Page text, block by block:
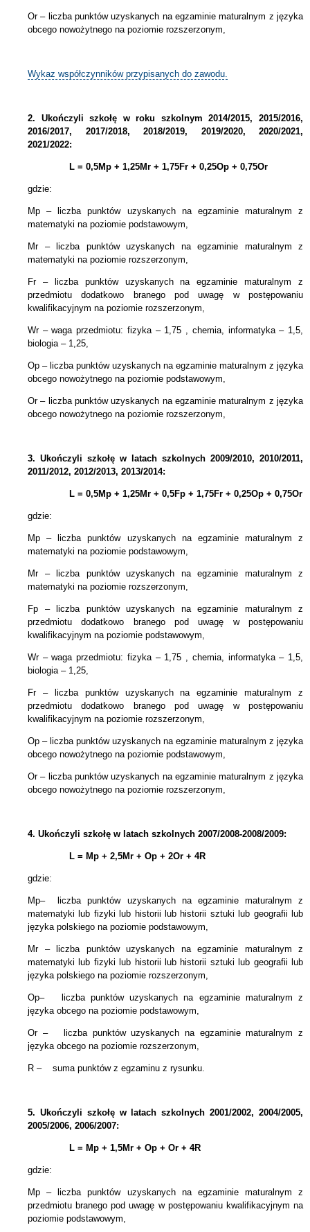
Or – liczba punktów uzyskanych na egzaminie maturalnym z języka
obcego nowożytnego na poziomie rozszerzonym,
Wykaz współczynników przypisanych do zawodu.
2. Ukończyli szkołę w roku szkolnym 2014/2015, 2015/2016,
2016/2017, 2017/2018, 2018/2019, 2019/2020, 2020/2021,
2021/2022:
L = 0,5Mp + 1,25Mr + 1,75Fr + 0,25Op + 0,75Or
gdzie:
Mp – liczba punktów uzyskanych na egzaminie maturalnym z
matematyki na poziomie podstawowym,
Mr – liczba punktów uzyskanych na egzaminie maturalnym z
matematyki na poziomie rozszerzonym,
Fr – liczba punktów uzyskanych na egzaminie maturalnym z
przedmiotu dodatkowo branego pod uwagę w postępowaniu
kwalifikacyjnym na poziomie rozszerzonym,
Wr – waga przedmiotu: fizyka – 1,75 , chemia, informatyka – 1,5,
biologia – 1,25,
Op – liczba punktów uzyskanych na egzaminie maturalnym z języka
obcego nowożytnego na poziomie podstawowym,
Or – liczba punktów uzyskanych na egzaminie maturalnym z języka
obcego nowożytnego na poziomie rozszerzonym,
3. Ukończyli szkołę w latach szkolnych 2009/2010, 2010/2011,
2011/2012, 2012/2013, 2013/2014:
L = 0,5Mp + 1,25Mr + 0,5Fp + 1,75Fr + 0,25Op + 0,75Or
gdzie:
Mp – liczba punktów uzyskanych na egzaminie maturalnym z
matematyki na poziomie podstawowym,
Mr – liczba punktów uzyskanych na egzaminie maturalnym z
matematyki na poziomie rozszerzonym,
Fp – liczba punktów uzyskanych na egzaminie maturalnym z
przedmiotu dodatkowo branego pod uwagę w postępowaniu
kwalifikacyjnym na poziomie podstawowym,
Wr – waga przedmiotu: fizyka – 1,75 , chemia, informatyka – 1,5,
biologia – 1,25,
Fr – liczba punktów uzyskanych na egzaminie maturalnym z
przedmiotu dodatkowo branego pod uwagę w postępowaniu
kwalifikacyjnym na poziomie rozszerzonym,
Op – liczba punktów uzyskanych na egzaminie maturalnym z języka
obcego nowożytnego na poziomie podstawowym,
Or – liczba punktów uzyskanych na egzaminie maturalnym z języka
obcego nowożytnego na poziomie rozszerzonym,
4. Ukończyli szkołę w latach szkolnych 2007/2008-2008/2009:
L = Mp + 2,5Mr + Op + 2Or + 4R
gdzie:
Mp– liczba punktów uzyskanych na egzaminie maturalnym z
matematyki lub fizyki lub historii lub historii sztuki lub geografii lub
języka polskiego na poziomie podstawowym,
Mr – liczba punktów uzyskanych na egzaminie maturalnym z
matematyki lub fizyki lub historii lub historii sztuki lub geografii lub
języka polskiego na poziomie rozszerzonym,
Op– liczba punktów uzyskanych na egzaminie maturalnym z
języka obcego na poziomie podstawowym,
Or – liczba punktów uzyskanych na egzaminie maturalnym z
języka obcego na poziomie rozszerzonym,
R – suma punktów z egzaminu z rysunku.
5. Ukończyli szkołę w latach szkolnych 2001/2002, 2004/2005,
2005/2006, 2006/2007:
L = Mp + 1,5Mr + Op + Or + 4R
gdzie:
Mp – liczba punktów uzyskanych na egzaminie maturalnym z
przedmiotu branego pod uwagę w postępowaniu kwalifikacyjnym na
poziomie podstawowym,